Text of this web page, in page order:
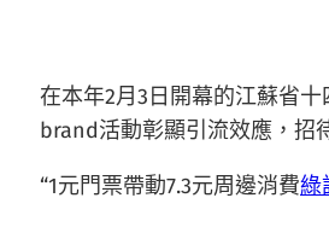
在本年2月3日開幕的江蘇省
brand活動彰顯引流效應，招
“1元門票帶動7.3元周邊消費綠